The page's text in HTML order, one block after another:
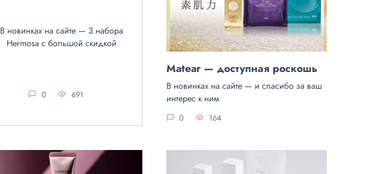
В новинках на сайте — 3 набора
Hermosa с большой скидкой
0 691
Matear — доступная роскошь
В новинках на сайте — и спасибо за ваш
интерес к ним
0 164